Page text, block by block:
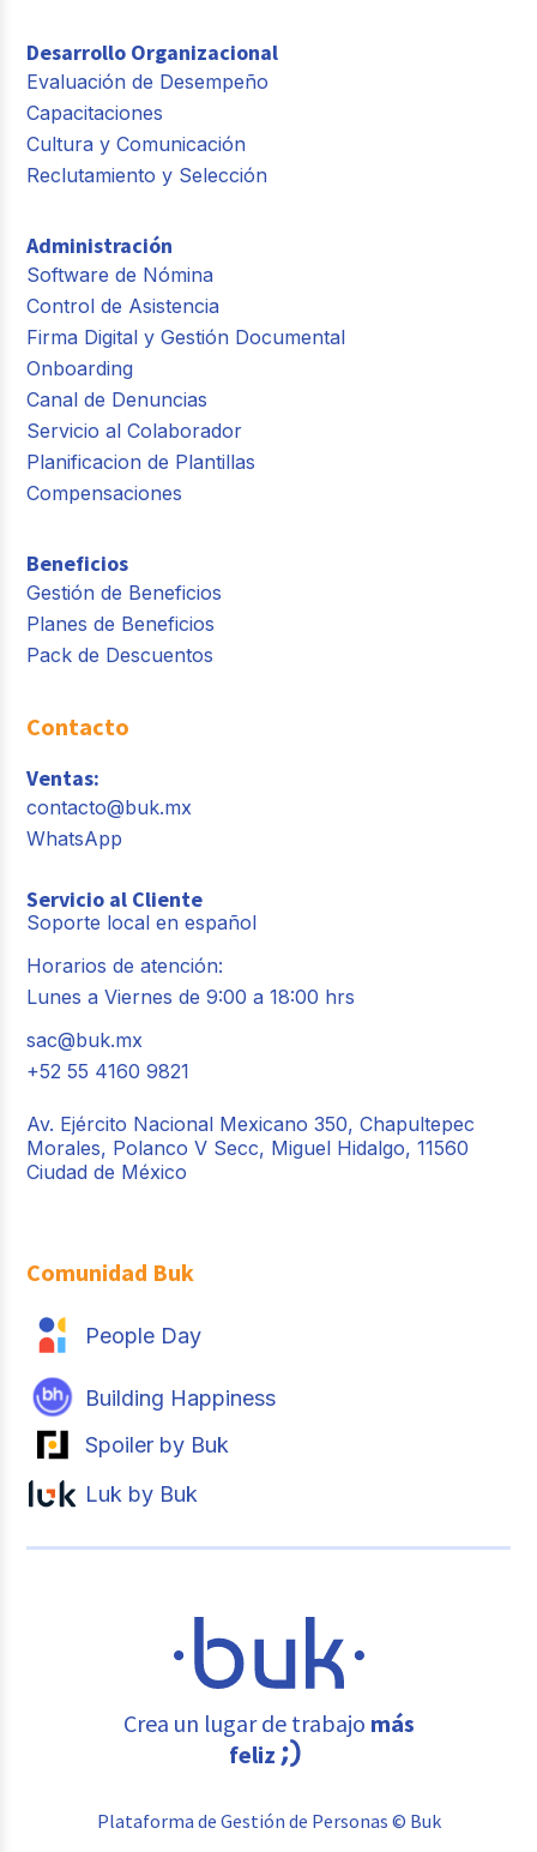
Desarrollo Organizacional
Evaluación de Desempeño
Capacitaciones
Cultura y Comunicación
Reclutamiento y Selección
Administración
Software de Nómina
Control de Asistencia
Firma Digital y Gestión Documental
Onboarding
Canal de Denuncias
Servicio al Colaborador
Planificacion de Plantillas
Compensaciones
Beneficios
Gestión de Beneficios
Planes de Beneficios
Pack de Descuentos
Contacto
Ventas:
contacto@buk.mx
WhatsApp
Servicio al Cliente
Soporte local en español
Horarios de atención:
Lunes a Viernes de 9:00 a 18:00 hrs
sac@buk.mx
+52 55 4160 9821
Av. Ejército Nacional Mexicano 350, Chapultepec
Morales, Polanco V Secc, Miguel Hidalgo, 11560
Ciudad de México
Comunidad Buk
People Day
Building Happiness
Spoiler by Buk
Luk by Buk
Crea un lugar de trabajo más
feliz
Plataforma de Gestión de Personas © Buk